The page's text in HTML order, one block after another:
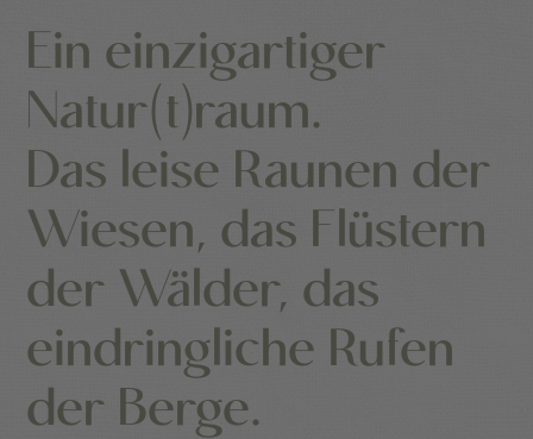
Ein einzigartiger
Natur(t)raum.
Das leise Raunen der
Wiesen, das Flüstern
der Wälder, das
eindringliche Rufen
der Berge.